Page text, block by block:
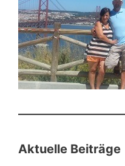
Aktuelle Beiträge